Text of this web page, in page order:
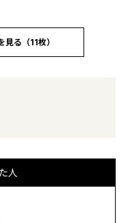
る（11枚）
人